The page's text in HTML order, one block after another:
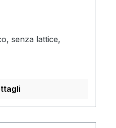
senza lattice,